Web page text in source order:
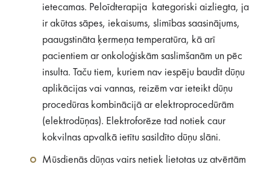
ietecamas. Peloīdterapija kategoriski aizliegta, ja
ir akūtas sāpes, iekaisums, slimības saasinājums,
paaugstināta ķermeņa temperatūra, kā arī
pacientiem ar onkoloģiskām saslimšanām un pēc
insulta. Taču tiem, kuriem nav iespēju baudīt dūņu
aplikācijas vai vannas, reizēm var ieteikt dūņu
procedūras kombinācijā ar elektroprocedūrām
(elektrodūņas). Elektroforēze tad notiek caur
kokvilnas apvalkā ietītu sasildīto dūņu slāni.
Mūsdienās dūņas vairs netiek lietotas uz atvērtām